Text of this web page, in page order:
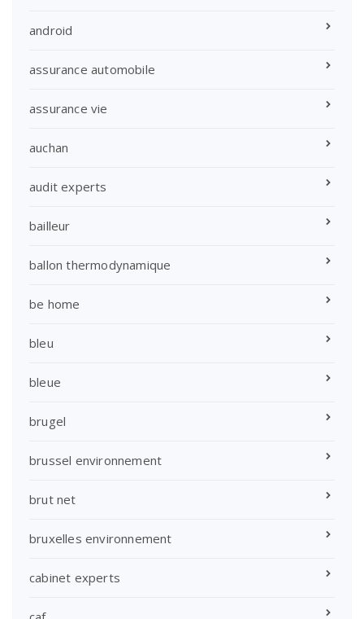
android
assurance automobile
assurance vie
auchan
audit experts
bailleur
ballon thermodynamique
be home
bleu
bleue
brugel
brussel environnement
brut net
bruxelles environnement
cabinet experts